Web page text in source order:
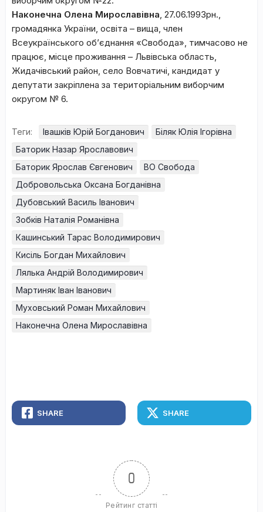
Наконечна Олена Мирославівна, 27.06.1993рн.,
громадянка України, освіта – вища, член
Всеукраїнського об’єднання «Свобода», тимчасово не
працює, місце проживання – Львівська область,
Жидачівський район, село Вовчатичі, кандидат у
депутати закріплена за територіальним виборчим
округом № 6.
Теги: Івашків Юрій Богданович
Біляк Юлія Ігорівна
Баторик Назар Ярославович
Баторик Ярослав Євгенович
ВО Свобода
Добровольська Оксана Богданівна
Дубовський Василь Іванович
Зобків Наталія Романівна
Кашинський Тарас Володимирович
Кисіль Богдан Михайлович
Лялька Андрій Володимирович
Мартиняк Іван Іванович
Муховський Роман Михайлович
Наконечна Олена Мирославівна
SHARE SHARE
0
Рейтинг статті